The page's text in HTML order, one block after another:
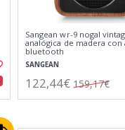
Sangean wr-9 nogal
analógica de madera
bluetooth
SANGEAN
122,44€ 159,17€